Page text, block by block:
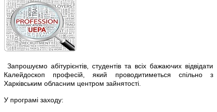
Запрошуємо абітурієнтів, студентів та всіх бажаючих відвідати
Калейдоскоп професій, який проводитиметься спільно з
Харківським обласним центром зайнятості.
У програмі заходу: